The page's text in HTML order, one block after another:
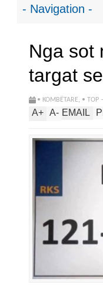
Nga sot
targat
• KOMBËTARE, • TOP
A+ A- EMAIL